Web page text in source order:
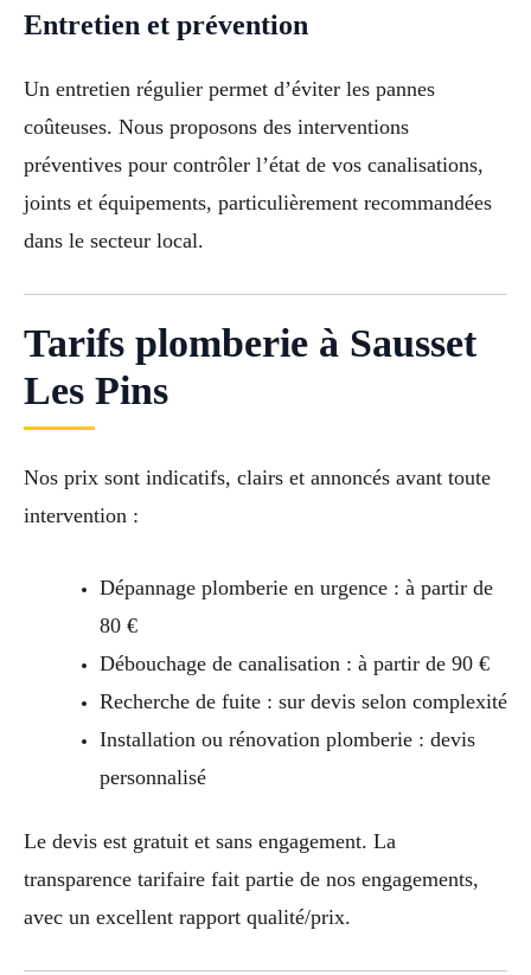
Entretien et prévention
Un entretien régulier permet d’éviter les pannes
coûteuses. Nous proposons des interventions
préventives pour contrôler l’état de vos canalisations,
joints et équipements, particulièrement recommandées
dans le secteur local.
Tarifs plomberie à Sausset
Les Pins
Nos prix sont indicatifs, clairs et annoncés avant toute
intervention :
Dépannage plomberie en urgence : à partir de
80 €
Débouchage de canalisation : à partir de 90 €
Recherche de fuite : sur devis selon complexité
Installation ou rénovation plomberie : devis
personnalisé
Le devis est gratuit et sans engagement. La
transparence tarifaire fait partie de nos engagements,
avec un excellent rapport qualité/prix.